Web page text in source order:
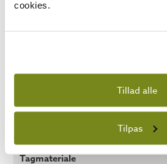
cookies.
Tillad alle
Tilpas
168
Tagareal (m²)
Tagmateriale